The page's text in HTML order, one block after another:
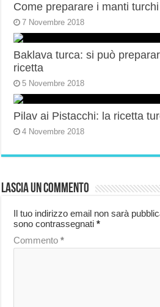
Come preparare i manti
7 Novembre 2018
Baklava turca: si può
ricetta
5 Novembre 2018
Pilav ai Pistacchi: la ricetta
4 Novembre 2018
Lascia un commento
Il tuo indirizzo email non sarà
sono contrassegnati*
Commento*